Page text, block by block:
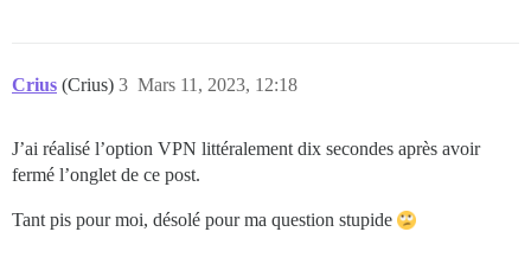
Crius (Crius) Mars 11, 2023, 12:18
3
J’ai réalisé l’option VPN littéralement dix secondes après avoir
fermé l’onglet de ce post.
Tant pis pour moi, désolé pour ma question stupide